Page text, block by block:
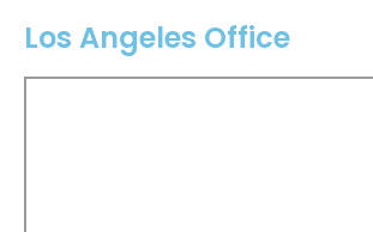
Los Angeles Office